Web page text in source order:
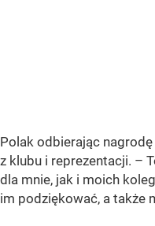
Polak odbierając
z klubu i reprezentacji. –
dla mnie, jak i moich
im podziękować, a także